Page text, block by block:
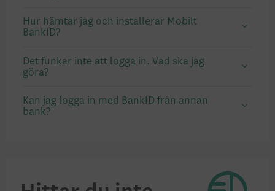
Hur hämtar jag och installerar Mobilt
BankID?
Det funkar inte att logga in. Vad ska jag
göra?
Kan jag logga in med BankID från annan
bank?